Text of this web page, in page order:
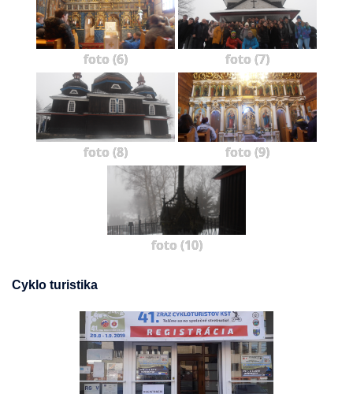
foto (6) foto (7)
foto (8) foto (9)
foto (10)
Cyklo turistika